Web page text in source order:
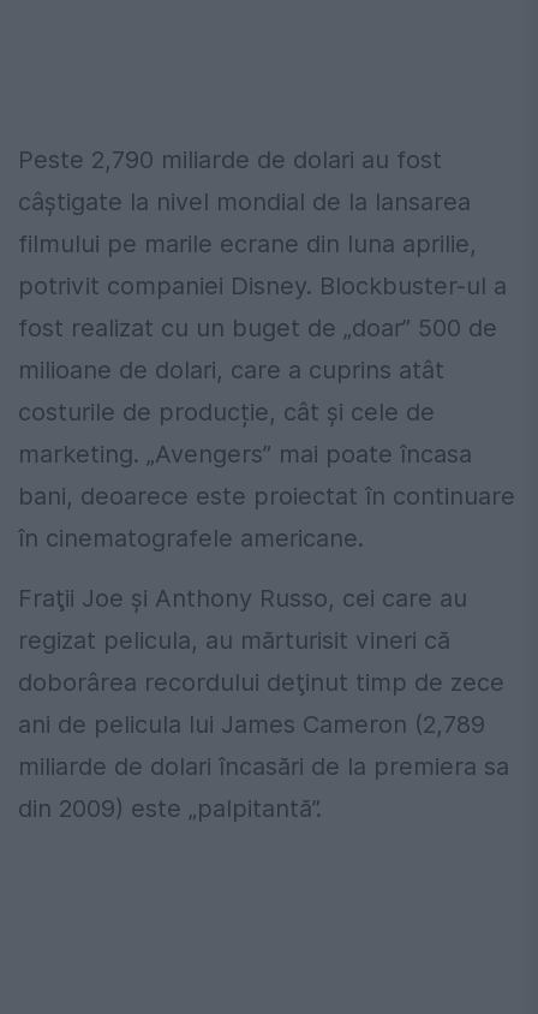
Peste 2,790 miliarde de dolari au fost
câștigate la nivel mondial de la lansarea
filmului pe marile ecrane din luna aprilie,
potrivit companiei Disney. Blockbuster-ul a
fost realizat cu un buget de „doar” 500 de
milioane de dolari, care a cuprins atât
costurile de producție, cât și cele de
marketing. „Avengers” mai poate încasa
bani, deoarece este proiectat în continuare
în cinematografele americane.
Fraţii Joe şi Anthony Russo, cei care au
regizat pelicula, au mărturisit vineri că
doborârea recordului deţinut timp de zece
ani de pelicula lui James Cameron (2,789
miliarde de dolari încasări de la premiera sa
din 2009) este „palpitantă”.